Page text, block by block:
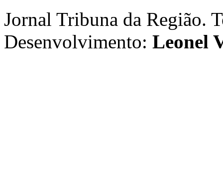
Jornal Tribuna da Região.
Desenvolvimento: Leonel